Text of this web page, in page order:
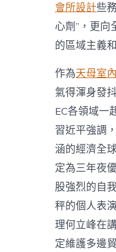
會所設計些
心劑”，更
的區域主義
作為天母室
氣得渾身發
EC各領域一
習近平強調，
涵的經濟全
定為三年夜
股強烈的自
秤的個人表
理何立峰在
定維護多邊